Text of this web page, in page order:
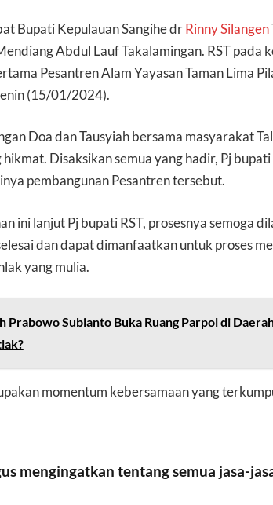
Bupati Kepulauan Sangihe dr Rinny Silangen
Abdul Lauf Takalamingan. RST pada
Pesantren Alam Yayasan Taman Lima
(15/01/2024).
Doa dan Tausyiah bersama masyarakat
Disaksikan semua yang hadir, Pj bupati
pembangunan Pesantren tersebut.
ini lanjut Pj bupati RST, prosesnya semoga
dan dapat dimanfaatkan untuk proses
yang mulia.
Prabowo Subianto Buka Ruang Parpol di
momentum kebersamaan yang
mengingatkan tentang semua jasa-